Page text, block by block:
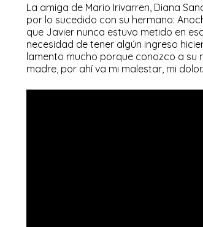
La amiga de Mario Irivarren, Diana
por lo sucedido con su hermano:
que Javier nunca estuvo metido en
necesidad de tener algún ingreso
lamento mucho porque conozco a su
madre, por ahí va mi malestar, mi dolor.